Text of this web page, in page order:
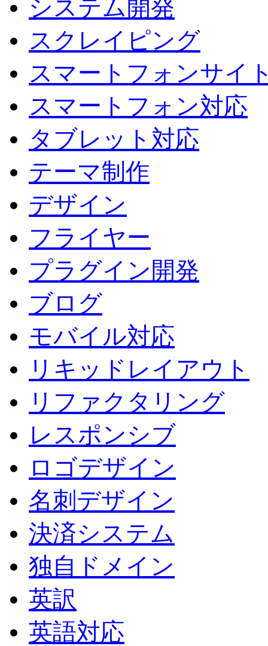
システム開発
スクレイピング
スマートフォンサイ
スマートフォン対応
タブレット対応
テーマ制作
デザイン
フライヤー
プラグイン開発
ブログ
モバイル対応
リキッドレイアウト
リファクタリング
レスポンシブ
ロゴデザイン
名刺デザイン
決済システム
独自ドメイン
英訳
英語対応